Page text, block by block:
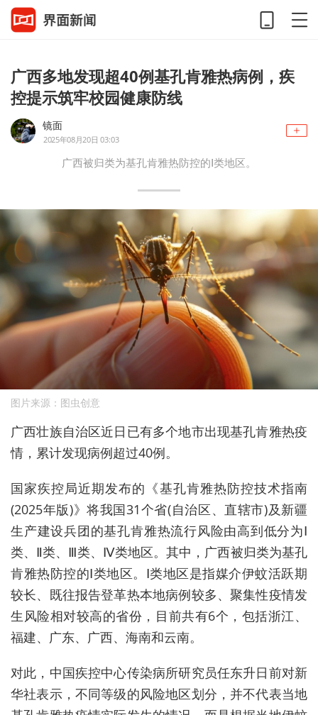
广西多地发现超40例基孔肯雅热病例，疾
控提示筑牢校园健康防线
镜面
2025年08月20日 03:03
广西被归类为基孔肯雅热防控的Ⅰ类地区。
图片来源：图虫创意
广西壮族自治区近日已有多个地市出现基孔肯雅热疫
情，累计发现病例超过40例。
国家疾控局近期发布的《基孔肯雅热防控技术指南
(2025年版)》将我国31个省(自治区、直辖市)及新疆
生产建设兵团的基孔肯雅热流行风险由高到低分为Ⅰ
类、Ⅱ类、Ⅲ类、Ⅳ类地区。其中，广西被归类为基孔
肯雅热防控的Ⅰ类地区。Ⅰ类地区是指媒介伊蚊活跃期
较长、既往报告登革热本地病例较多、聚集性疫情发
生风险相对较高的省份，目前共有6个，包括浙江、
福建、广东、广西、海南和云南。
对此，中国疾控中心传染病所研究员任东升日前对新
华社表示，不同等级的风险地区划分，并不代表当地